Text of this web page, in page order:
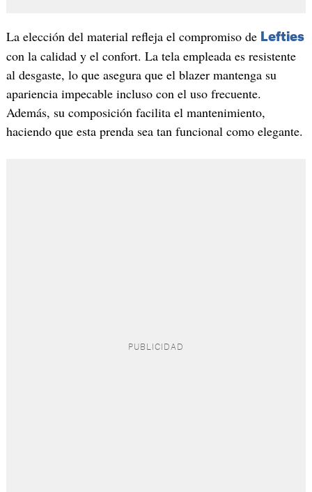
La elección del material refleja el compromiso de Lefties
con la calidad y el confort. La tela empleada es resistente
al desgaste, lo que asegura que el blazer mantenga su
apariencia impecable incluso con el uso frecuente.
Además, su composición facilita el mantenimiento,
haciendo que esta prenda sea tan funcional como elegante.